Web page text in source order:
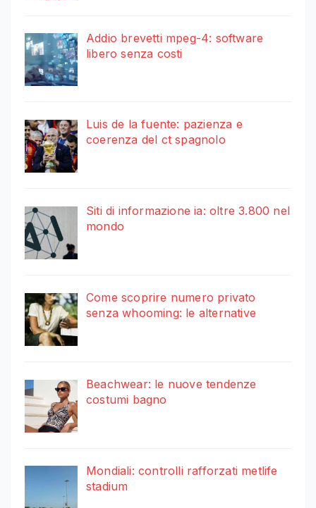
Addio brevetti mpeg-4: software
libero senza costi
Luis de la fuente: pazienza e
coerenza del ct spagnolo
Siti di informazione ia: oltre 3.800 nel
mondo
Come scoprire numero privato
senza whooming: le alternative
Beachwear: le nuove tendenze
costumi bagno
Mondiali: controlli rafforzati metlife
stadium